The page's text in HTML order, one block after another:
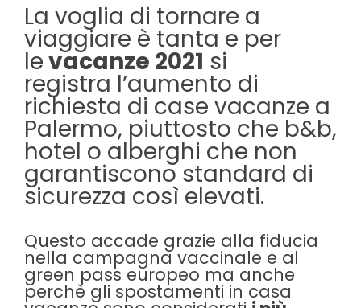
La voglia di tornare a
viaggiare è tanta e per
levacanze 2021 si
registra l’aumento di
richiesta di case vacanze a
Palermo, piuttosto che b&b,
hotel o alberghi che non
garantiscono standard di
sicurezza così elevati.
Questo accade grazie alla fiducia
nella campagna vaccinale e al
green pass europeo ma anche
perchè gli spostamenti in casa